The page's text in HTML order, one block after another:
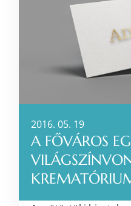
2016. 05. 19
A FŐVÁROS